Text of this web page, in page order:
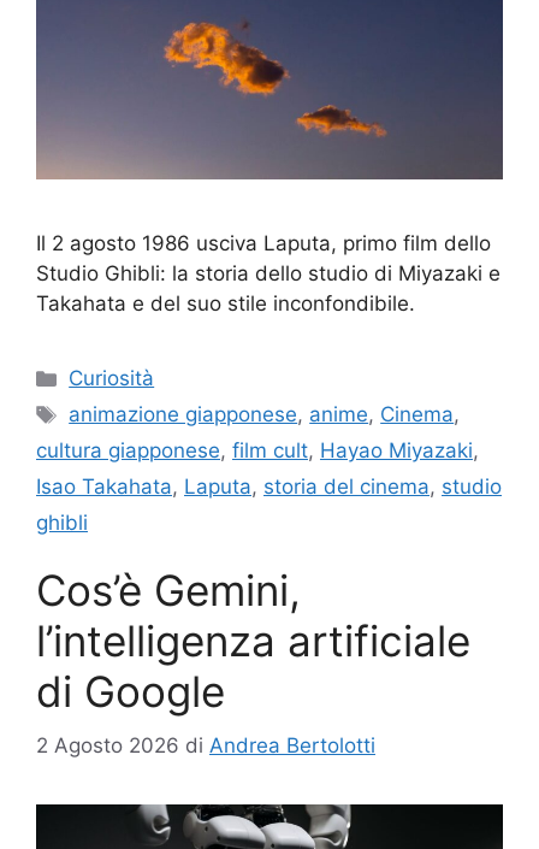
Il 2 agosto 1986 usciva Laputa, primo film dello
Studio Ghibli: la storia dello studio di Miyazaki e
Takahata e del suo stile inconfondibile.
Categorie
Curiosità
Tag
animazione giapponese, anime, Cinema,
cultura giapponese, film cult, Hayao Miyazaki,
Isao Takahata, Laputa, storia del cinema, studio
ghibli
Cos’è Gemini,
l’intelligenza artificiale
di Google
2 Agosto 2026 di Andrea Bertolotti